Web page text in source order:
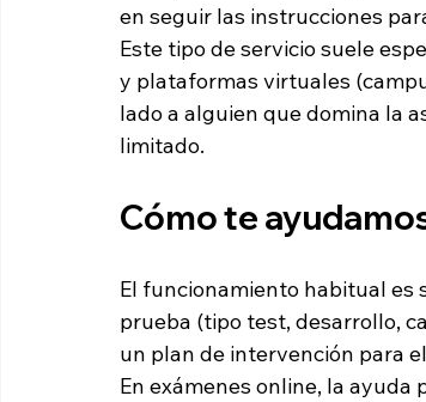
en seguir las instrucciones
Este tipo de servicio suele
y plataformas virtuales
lado a alguien que domina la
limitado.
Cómo te
El funcionamiento habitual es
prueba (tipo test, desarrollo,
un plan de intervención para
En exámenes online, la